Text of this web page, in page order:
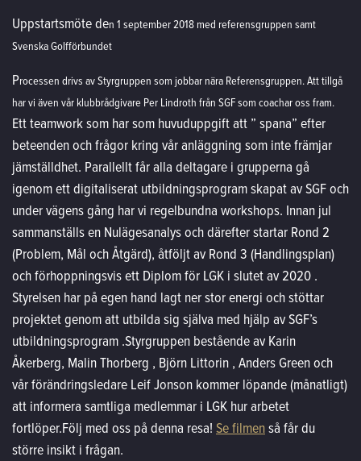
Uppstartsmöte den 1 september 2018 med referensgruppen samt
Svenska Golfförbundet
Processen drivs av Styrgruppen som jobbar nära Referensgruppen. Att tillgå
har vi även vår klubbrådgivare Per Lindroth från SGF som coachar oss fram.
Ett teamwork som har som huvuduppgift att ” spana” efter
beteenden och frågor kring vår anläggning som inte främjar
jämställdhet. Parallellt får alla deltagare i grupperna gå
igenom ett digitaliserat utbildningsprogram skapat av SGF och
under vägens gång har vi regelbundna workshops. Innan jul
sammanställs en Nulägesanalys och därefter startar Rond 2
(Problem, Mål och Åtgärd), åtföljt av Rond 3 (Handlingsplan)
och förhoppningsvis ett Diplom för LGK i slutet av 2020 .
Styrelsen har på egen hand lagt ner stor energi och stöttar
projektet genom att utbilda sig själva med hjälp av SGF’s
utbildningsprogram .Styrgruppen bestående av Karin
Åkerberg, Malin Thorberg , Björn Littorin , Anders Green och
vår förändringsledare Leif Jonson kommer löpande (månatligt)
att informera samtliga medlemmar i LGK hur arbetet
fortlöper.Följ med oss på denna resa! Se filmenså får du
större insikt i frågan.